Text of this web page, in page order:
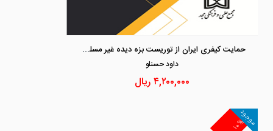
حمایت کیفری ایران از توریست بزه دیده غیر مسلمان
داود حسنلو
۴,۲۰۰,۰۰۰ریال
۱۰%
موجود